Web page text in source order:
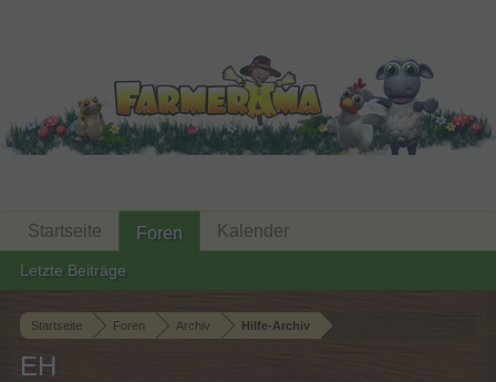
Startseite Foren Archiv Hilfe-Archiv
EH
Startseite Foren
Letzte Beiträge
Kalender